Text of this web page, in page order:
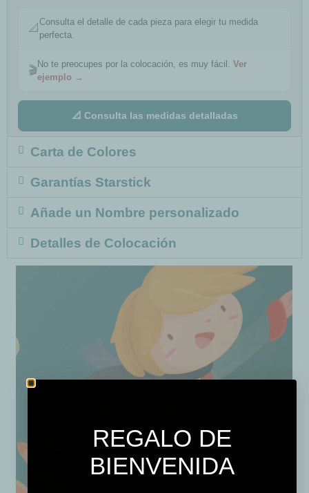
📐
Consulta el detalle de cada pieza para elegir tu medida
perfecta.
🎬
No te preocupes por la colocación, es muy fácil. Ver
ejemplo →
📐 Consulta las medidas detalladas
Carta de Colores
Garantías Starstick
Añade un Nombre personalizado
Detalles de Colocación
REGALO DE
BIENVENIDA